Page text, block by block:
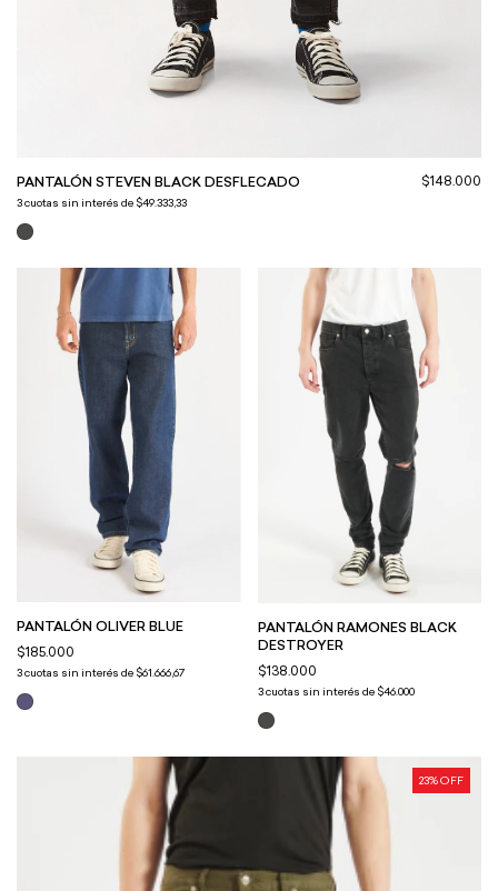
PANTALÓN STEVEN BLACK DESFLECADO $148.000
3cuotas sin interés de $49.333,33
PANTALÓN OLIVER BLUE
$185.000
3cuotas sin interés de $61.666,67
PANTALÓN RAMONES BLACK
DESTROYER
$138.000
3 cuotas sin interés de $46.000
23% OFF